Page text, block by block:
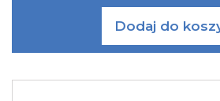
Dodaj do